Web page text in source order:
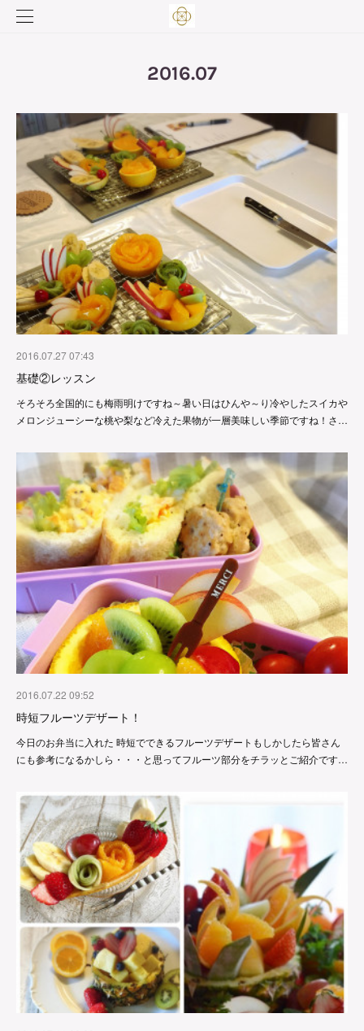
2016.07
2016.07.27 07:43
基礎②レッスン
そろそろ全国的にも梅雨明けですね～暑い日はひんや～り冷やしたスイカや
メロンジューシーな桃や梨など冷えた果物が一層美味しい季節ですね！さ…
2016.07.22 09:52
時短フルーツデザート！
今日のお弁当に入れた 時短でできるフルーツデザートもしかしたら皆さん
にも参考になるかしら・・・と思ってフルーツ部分をチラッとご紹介です…